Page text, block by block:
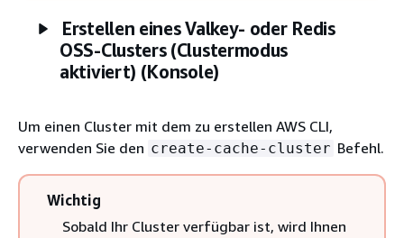
Erstellen eines Valkey- oder Redis
OSS-Clusters (Clustermodus
aktiviert) (Konsole)
Um einen Cluster mit dem zu erstellen AWS CLI,
verwenden Sie den create-cache-cluster Befehl.
Wichtig
Sobald Ihr Cluster verfügbar ist, wird Ihnen